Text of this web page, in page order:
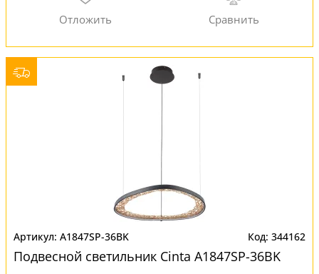
A1847SP-36BK 344162
Подвесной светильник Cinta A1847SP-36BK